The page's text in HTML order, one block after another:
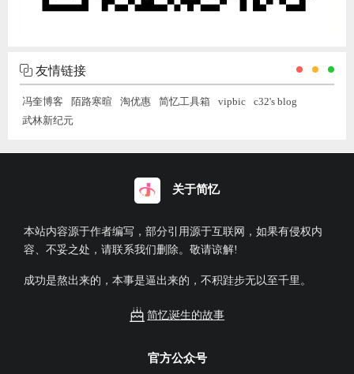
友情链接
冯奎博客 陌路寒暄 淘优惠 简忆工具箱 vipbic
c32's blog
武林新纪元
关于简忆
本站内容源于作者编写，部分引用源于互联网，如果有侵权内
容、不妥之处，请联系我们删除。敬请谅解!
成功是熬出来的，本事是逼出来的，不积跬步无以至千里。
简忆诞生的故事
官方公众号